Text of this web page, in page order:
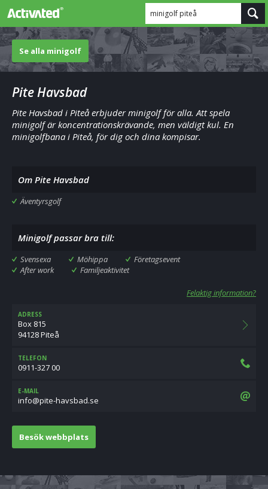
minigolf piteå
Se alla minigolf
Pite Havsbad
Pite Havsbad i Piteå erbjuder minigolf för alla. Att spela
minigolf är koncentrationskrävande, men väldigt kul. En
minigolfbana i Piteå, för dig och dina kompisar.
Om Pite Havsbad
Äventyrsgolf
Minigolf passar bra till:
Svensexa Möhippa
Företagsevent
After work
Familjeaktivitet
Felaktig information?
ADRESS
Box 815
94128 Piteå
TELEFON
0911-327 00
E-MAIL
es.dabsvah-etip@ofni
Besök webbplats